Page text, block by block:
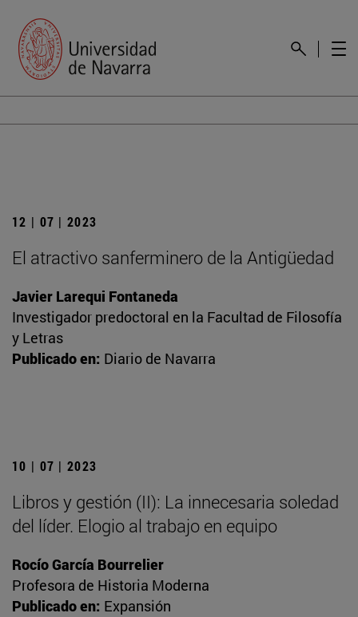
12 | 07 | 2023
El atractivo sanferminero de la Antigüedad
Javier Larequi Fontaneda
Investigador predoctoral en la Facultad de Filosofía
y Letras
Publicado en: Diario de Navarra
10 | 07 | 2023
Libros y gestión (II): La innecesaria soledad
del líder. Elogio al trabajo en equipo
Rocío García Bourrelier
Profesora de Historia Moderna
Publicado en: Expansión